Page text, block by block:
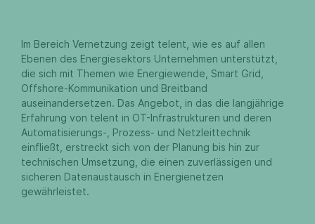
Im Bereich Vernetzung zeigt telent, wie es auf allen
Ebenen des Energiesektors Unternehmen unterstützt,
die sich mit Themen wie Energiewende, Smart Grid,
Offshore-Kommunikation und Breitband
auseinandersetzen. Das Angebot, in das die langjährige
Erfahrung von telent in OT-Infrastrukturen und deren
Automatisierungs-, Prozess- und Netzleittechnik
einfließt, erstreckt sich von der Planung bis hin zur
technischen Umsetzung, die einen zuverlässigen und
sicheren Datenaustausch in Energienetzen
gewährleistet.